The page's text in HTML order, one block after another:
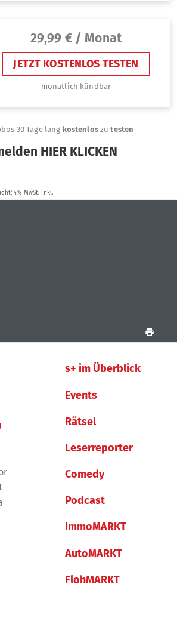
s+ im Überblick
Events
Rätsel
Leserreporter
Comedy
Podcast
ImmoMARKT
AutoMARKT
FlohMARKT